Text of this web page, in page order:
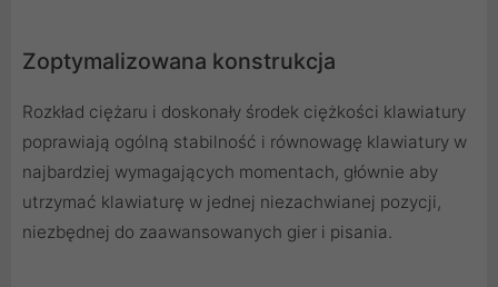
Zoptymalizowana konstrukcja
Rozkład ciężaru i doskonały środek ciężkości klawiatury
poprawiają ogólną stabilność i równowagę klawiatury w
najbardziej wymagających momentach, głównie aby
utrzymać klawiaturę w jednej niezachwianej pozycji,
niezbędnej do zaawansowanych gier i pisania.